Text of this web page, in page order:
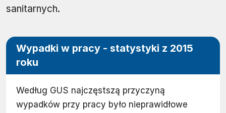
sanitarnych.
Wypadki w pracy - statystyki z 2015
roku
Według GUS najczęstszą przyczyną
wypadków przy pracy było nieprawidłowe